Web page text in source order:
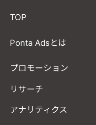
TOP
Ponta Adsとは
プロモーション
リサーチ
アナリティクス